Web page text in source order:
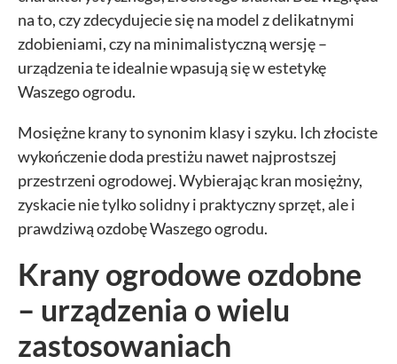
na to, czy zdecydujecie się na model z delikatnymi
zdobieniami, czy na minimalistyczną wersję –
urządzenia te idealnie wpasują się w estetykę
Waszego ogrodu.
Mosiężne krany to synonim klasy i szyku. Ich złociste
wykończenie doda prestiżu nawet najprostszej
przestrzeni ogrodowej. Wybierając kran mosiężny,
zyskacie nie tylko solidny i praktyczny sprzęt, ale i
prawdziwą ozdobę Waszego ogrodu.
Krany ogrodowe ozdobne
– urządzenia o wielu
zastosowaniach
Facebook Pixel
W kodzie strony zaimplementowany jest Pixel Facebooka. To kod, który zbiera
informacje na temat Twojego korzystania ze strony, pozwalając na podstawie
reklamę w ramach narzędzi reklamowych Facebooka. W ramach tego
narzędzia nie są gromadzone jakiekolwiek dane pozwalające Cię bezpośrednio
zidentyfikować. Jeżeli wyłączysz Pixel Facebooka, nie będziemy w stanie
kierować do Ciebie reklam dopasowanych do Twojej aktywności.